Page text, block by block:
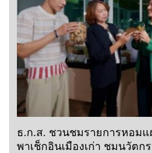
ธ.ก.ส. ชวนชมรายการหอม
พาเช็กอินเมืองเก่า ชมนวัต